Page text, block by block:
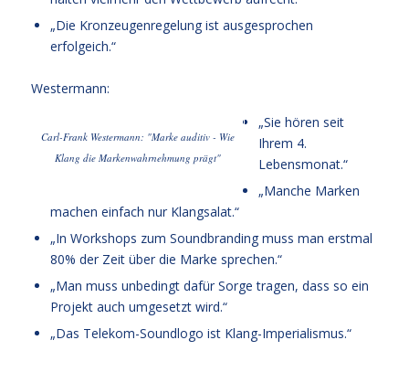
„Die Kronzeugenregelung ist ausgesprochen
erfolgeich.“
Westermann:
Carl-Frank Westermann: "Marke auditiv - Wie
Klang die Markenwahrnehmung prägt"
„Sie hören seit
Ihrem 4.
Lebensmonat.“
„Manche Marken
machen einfach nur Klangsalat.“
„In Workshops zum Soundbranding muss man erstmal
80% der Zeit über die Marke sprechen.“
„Man muss unbedingt dafür Sorge tragen, dass so ein
Projekt auch umgesetzt wird.“
„Das Telekom-Soundlogo ist Klang-Imperialismus.“